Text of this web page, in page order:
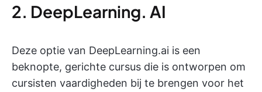
2. DeepLearning. AI
Deze optie van DeepLearning.ai is een
beknopte, gerichte cursus die is ontworpen om
cursisten vaardigheden bij te brengen voor het